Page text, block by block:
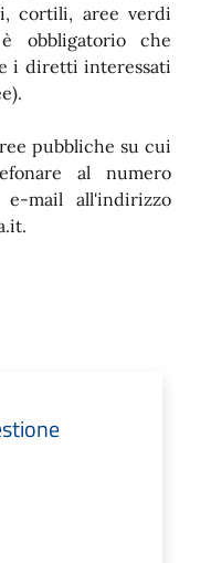
cortili, aree verdi
obbligatorio che
i diretti interessati
pubbliche su cui
al numero
e-mail all'indirizzo